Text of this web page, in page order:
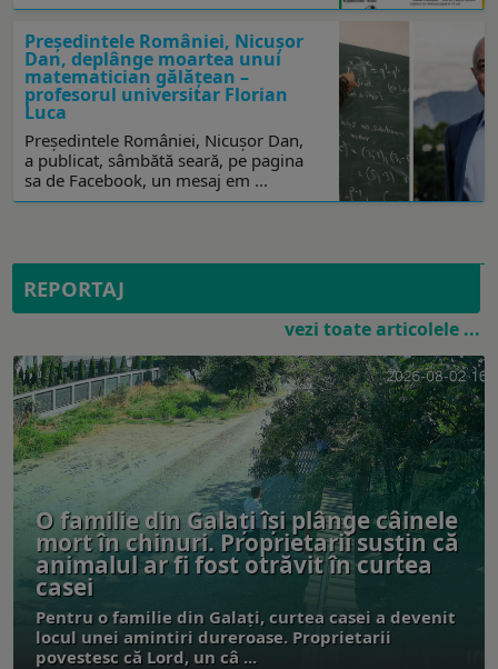
Preşedintele României, Nicuşor
Dan, deplânge moartea unui
matematician gălăţean –
profesorul universitar Florian
Luca
Preşedintele României, Nicuşor Dan,
a publicat, sâmbătă seară, pe pagina
sa de Facebook, un mesaj em ...
REPORTAJ
vezi toate articolele ...
O familie din Galați își plânge câinele
mort în chinuri. Proprietarii susțin că
animalul ar fi fost otrăvit în curtea
casei
Pentru o familie din Galați, curtea casei a devenit
locul unei amintiri dureroase. Proprietarii
povestesc că Lord, un câ ...